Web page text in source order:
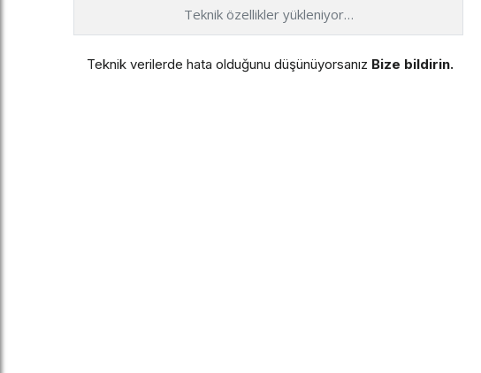
Teknik özellikler yükleniyor…
Teknik verilerde hata olduğunu düşünüyorsanız Bize bildirin.